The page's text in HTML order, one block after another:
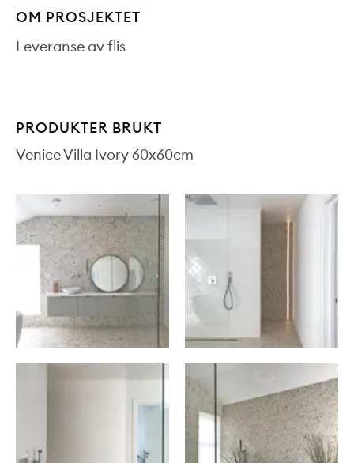
OM PROSJEKTET
Leveranse av flis
PRODUKTER BRUKT
Venice Villa Ivory 60x60cm